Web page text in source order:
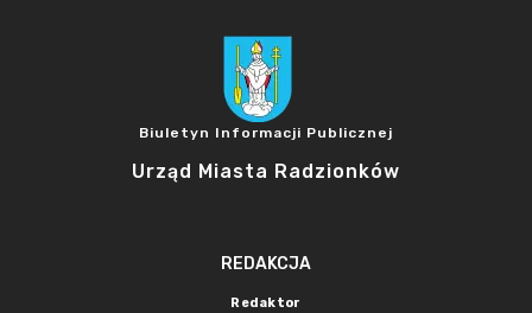
Biuletyn Informacji Publicznej
Urząd Miasta Radzionków
REDAKCJA
Redaktor